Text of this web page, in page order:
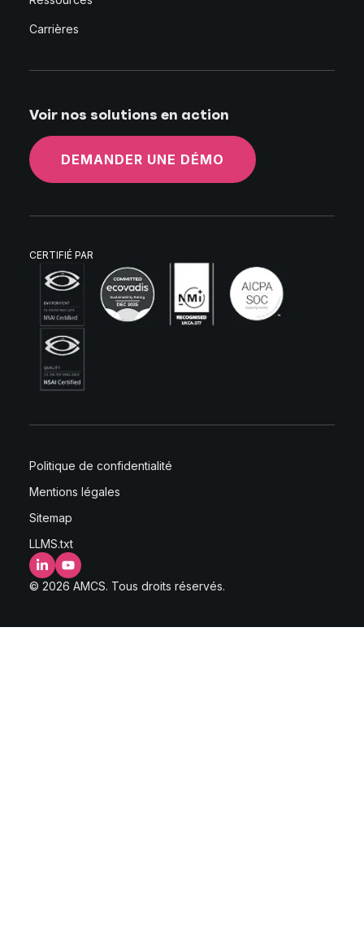
Carrières
Voir nos solutions en action
DEMANDER UNE DÉMO
CERTIFIÉ PAR
Politique de confidentialité
Mentions légales
Sitemap
LLMS.txt
LinkedInYouTube
© 2026 AMCS. Tous droits réservés.